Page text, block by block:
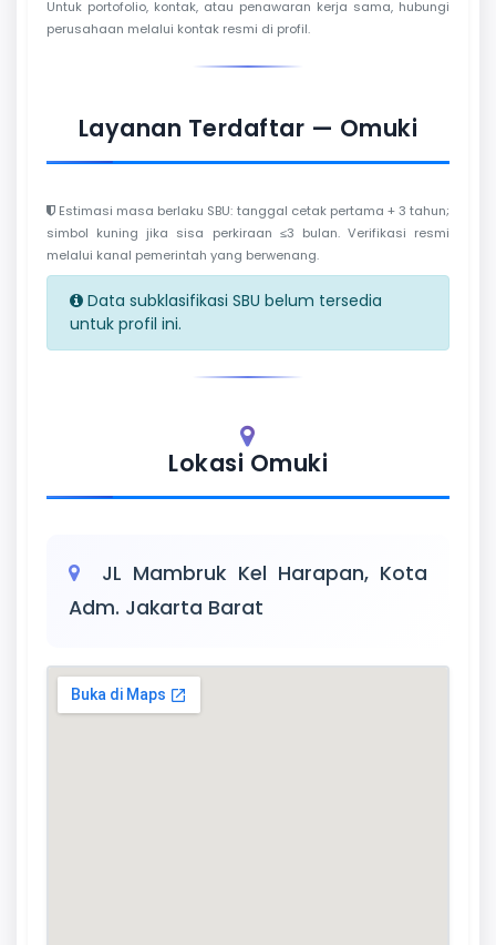
Untuk portofolio, kontak, atau penawaran kerja sama, hubungi
perusahaan melalui kontak resmi di profil.
Layanan Terdaftar — Omuki
Estimasi masa berlaku SBU: tanggal cetak pertama + 3 tahun;
simbol kuning jika sisa perkiraan ≤3 bulan. Verifikasi resmi
melalui kanal pemerintah yang berwenang.
Data subklasifikasi SBU belum tersedia
untuk profil ini.
Lokasi Omuki
JL Mambruk Kel Harapan, Kota
Adm. Jakarta Barat